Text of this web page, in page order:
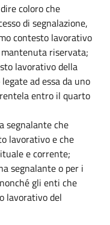
coloro che
di segnalazione,
contesto lavorativo
riservata;
lavorativo della
ad essa da uno
entro il quarto
segnalante che
lavorativo e che
e corrente;
segnalante o per i
gli enti che
lavorativo del